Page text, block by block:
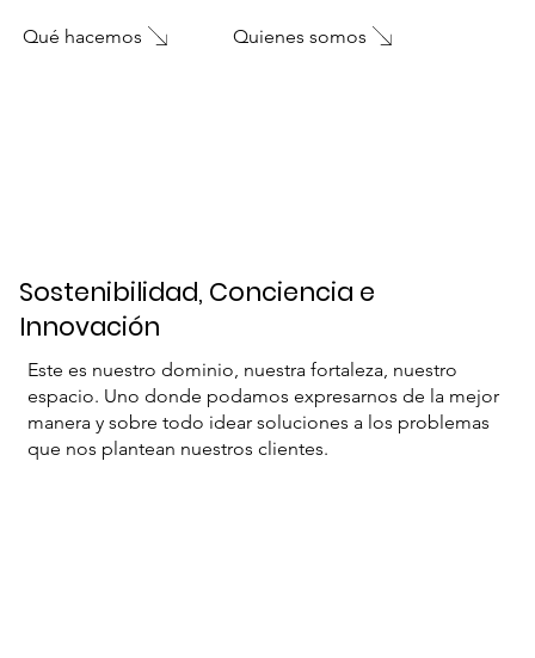
Qué hacemos Quienes somos
Sostenibilidad, Conciencia e
Innovación
Este es nuestro dominio, nuestra fortaleza, nuestro
espacio. Uno donde podamos expresarnos de la mejor
manera y sobre todo idear soluciones a los problemas
que nos plantean nuestros clientes.